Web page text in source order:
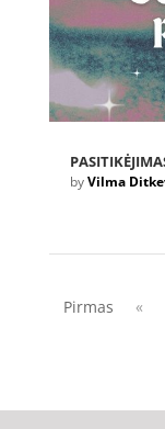
byVilma
Pirmas
«